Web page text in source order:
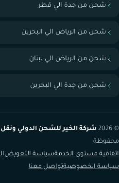
شحن من جدة الي قطر
شحن من الرياض الي البحرين
شحن من الرياض الي لبنان
شحن من جدة الي البحرين
© 2026 شركة الخير للشحن الدولي
محفوظة
اتفاقية مستوى الخدمةسياسة التعويض
سياسة الخصوصيةتواصل معنا